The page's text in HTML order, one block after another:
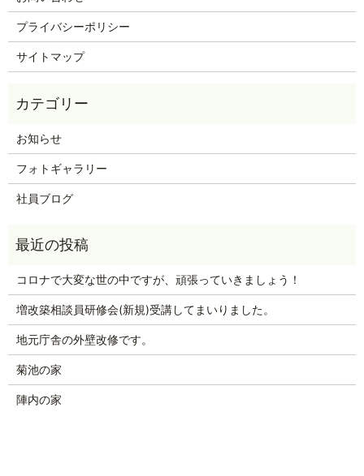
プライバシーポリシー
サイトマップ
お知らせ
フォトギャラリー
社員ブログ
コロナで大変な世の中ですが、頑張っていきましょう！
増改築相談員研修会(新規)受講してまいりました。
地元庁舎の外壁改修です。
菊池の家
陣内の家